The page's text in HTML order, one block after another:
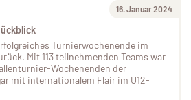
16. Januar 2024
Turnierwochenende im
Mit 113 teilnehmenden Teams war
Wochenenden der
mit internationalem Flair im U12-